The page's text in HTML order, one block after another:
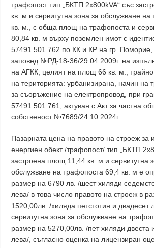
трафопост тип „БКТП 2x800kVA“ със
кв. м и сервитутна зона за обслужване
кв. м., с обща площ на трафопоста и
80,84 кв. м върху поземлен имот с
57491.501.762 по КК и КР на гр.
заповед №РД-18-36/29.04.2009г. на
на АГКК, целият на площ 66 кв. м.,
на територията: урбанизирана, начин на
за съоръжение на електропровод, при
57491.501.761, актуван с Акт за частна
собственост №7689/24.10.2024г.
Пазарната цена на правото на строеж за
енергиен обект /трафопост/ тип „БКТП
застроена площ 11,44 кв. м и сервитутна
обслужване на трафопоста 69,4 кв. м е
размер на 6790 лв. /шест хиляди
лева/ в това число правото на строеж в
1520,00лв. /хиляда петстотин и двадесет
сервитутна зона за обслужване на
размер на 5270,00лв. /пет хиляди двеста
лева/, съгласно оценка на лицензиран